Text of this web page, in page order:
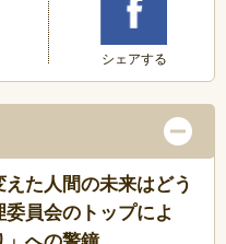
シェアする
た人間の未来はどう
員会のトップによ